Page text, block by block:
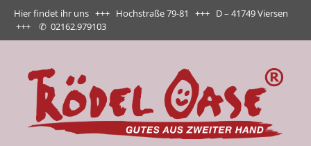
Zum
Inhalt
springen
Hier findet ihr uns +++ Hochstraße 79-81 +++ D – 41749 Viersen
+++ ✆ 02162.979103